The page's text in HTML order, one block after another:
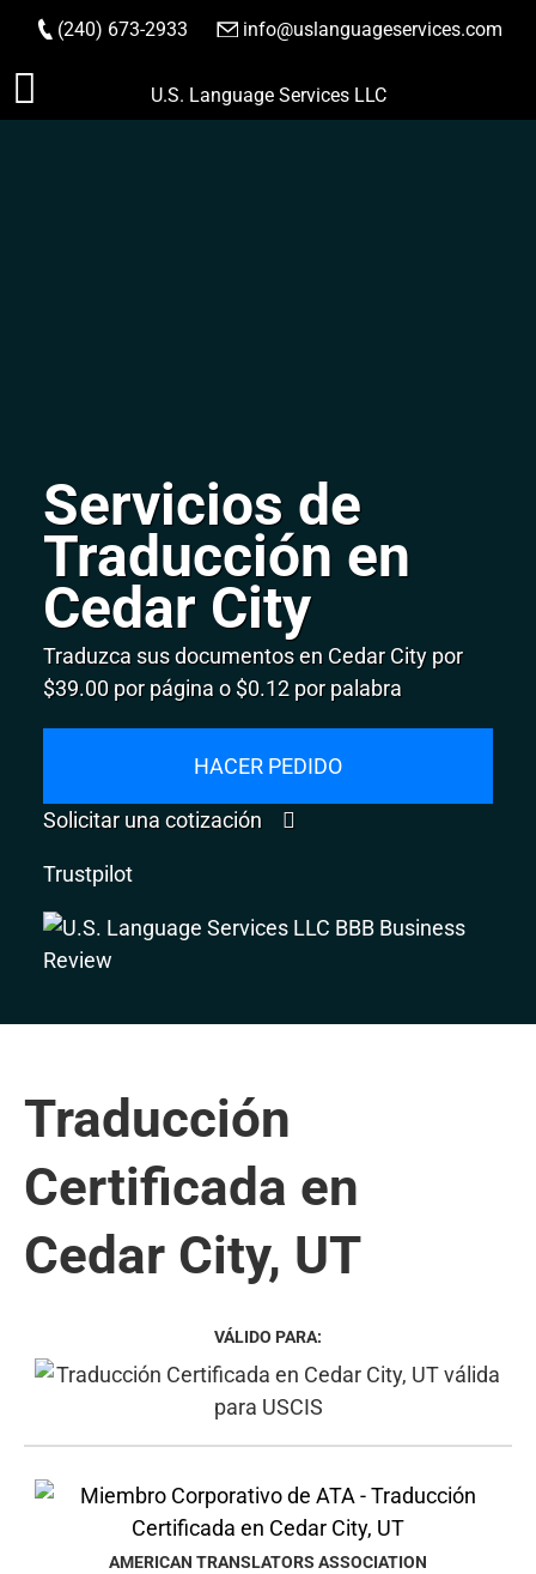
Saltar
(240) 673-2933 info@uslanguageservices.com
HACER PEDIDO
U.S. Language Services LLC
Servicios de
Traducción en
Cedar City
Traduzca sus documentos en Cedar City por
$39.00 por página o $0.12 por palabra
HACER PEDIDO
Solicitar una cotización
Trustpilot
Traducción
Certificada en
Cedar City, UT
VÁLIDO PARA:
AMERICAN TRANSLATORS ASSOCIATION